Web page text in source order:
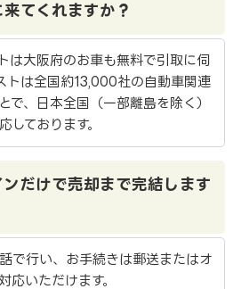
てくれますか？
は大阪府のお車も無料で引取に伺
トは全国約13,000社の自動車関連
で、日本全国（一部離島を除く）
しております。
だけで売却まで完結します
で行い、お手続きは郵送またはオ
応いただけます。